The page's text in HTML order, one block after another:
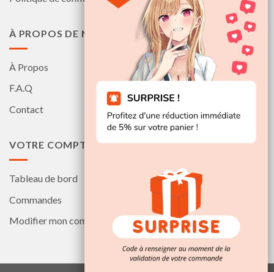
À PROPOS DE NOUS
À Propos
F.A.Q
Contact
VOTRE COMPTE
Tableau de bord
Commandes
Modifier mon compte